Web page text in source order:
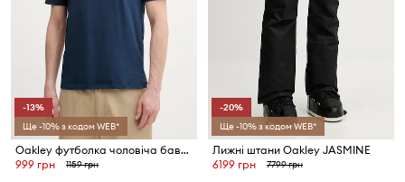
-13%
Ще -10% з кодом WEB*
Oakley футболка чоловіча бавовняна MARK II
999 грн
1159 грн
-20%
Ще -10% з кодом WEB*
Лижні штани Oakley JASMINE
6199 грн
7799 грн